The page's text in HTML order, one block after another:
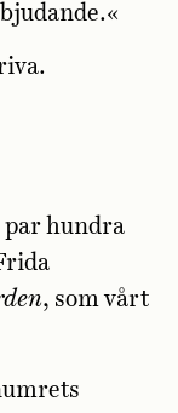
hundra
, som vårt